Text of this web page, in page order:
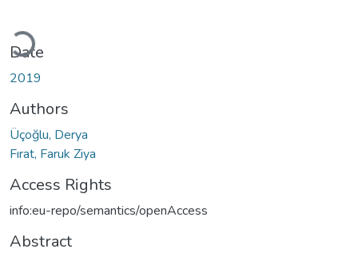
Loading...
Date
2019
Authors
Üçoğlu, Derya
Fırat, Faruk Ziya
Access Rights
info:eu-repo/semantics/openAccess
Abstract